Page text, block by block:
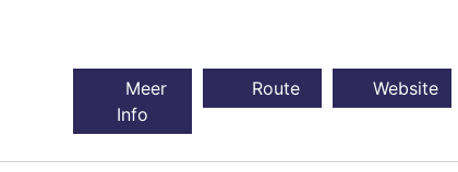
Meer
Info
Route Website